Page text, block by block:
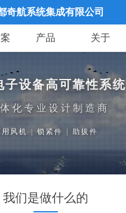
奇航系统集成有限公司
产品 关于
子设备高可靠性系统
化专业设计制造商
用风机 | 锁紧件 | 助拔件
我们是做什么的